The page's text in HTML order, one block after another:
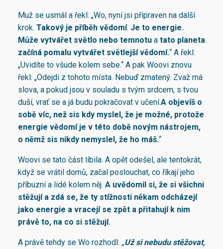
Muž se usmál a řekl: „Wo, nyní jsi připraven na další
krok. Takový je příběh vědomí. Je to energie.
Může vytvářet světlo nebo temnotu a tato planeta
začíná pomalu vytvářet světlejší vědomí.“ A řekl:
„Uvidíte to všude kolem sebe.“ A pak Woovi znovu
řekl: „Odejdi z tohoto místa. Nebuď zmatený. Zvaž má
slova, a pokud jsou v souladu s tvým srdcem, s tvou
duší, vrať se a já budu pokračovat v učení.A objevíš o
sobě víc, než sis kdy myslel, že je možné, protože
energie vědomí je v této době novým nástrojem,
o němž sis nikdy nemyslel, že ho máš.“
Woovi se tato část líbila. A opět odešel, ale tentokrát,
když se vrátil domů, začal poslouchat, co říkají jeho
příbuzní a lidé kolem něj. A uvědomil si, že si všichni
stěžují a zdá se, že ty stížnosti někam odcházejí
jako energie a vracejí se zpět a přitahují k nim
právě to, na co si stěžují.
A právě tehdy se Wo rozhodl: „Už si nebudu stěžovat,